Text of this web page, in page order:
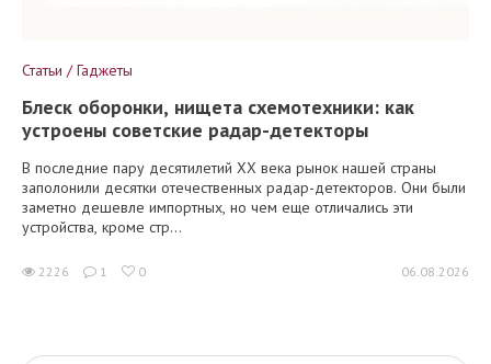
Статьи / Гаджеты
Блеск оборонки, нищета схемотехники: как
устроены советские радар-детекторы
В последние пару десятилетий XX века рынок нашей страны
заполонили десятки отечественных радар-детекторов. Они были
заметно дешевле импортных, но чем еще отличались эти
устройства, кроме стр...
2226 1 0 06.08.2026